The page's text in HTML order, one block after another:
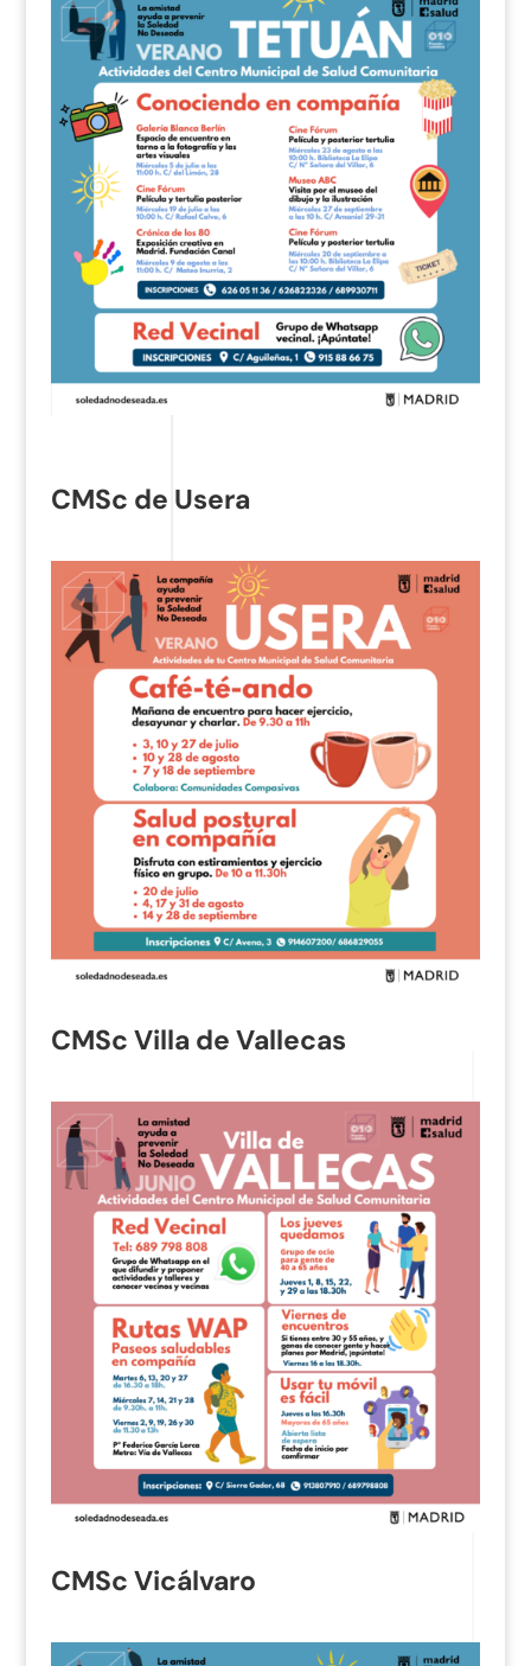
CMSc de Usera
CMSc Villa de Vallecas
CMSc Vicálvaro